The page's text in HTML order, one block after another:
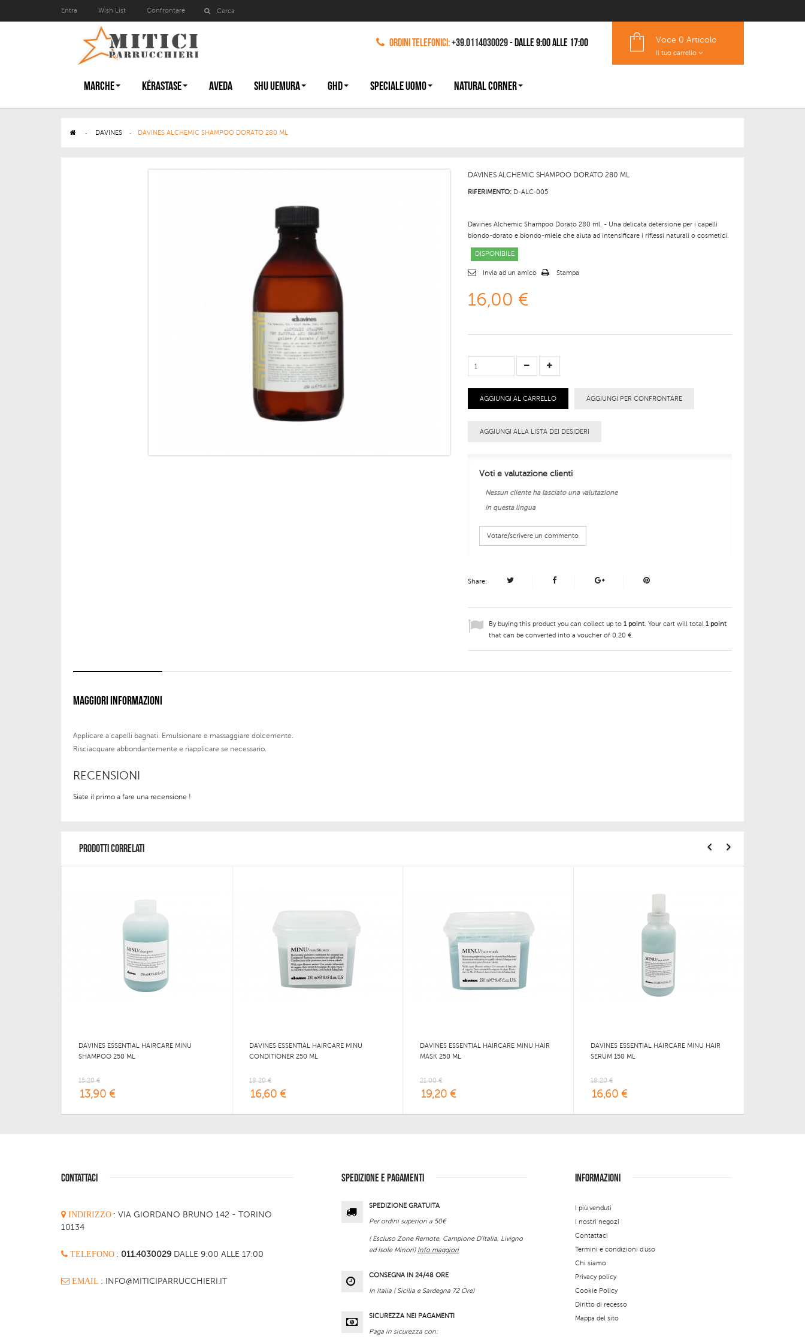
Entra Wish List Confrontare
Ordini Telefonici:+39.0114030029- dalle 9:00 alle 17:00 Voce 0 Articolo
Il tuo carrello
MARCHE KÉRASTASE AVEDA SHU UEMURA GHD SPECIALE UOMO NATURAL CORNER
> DAVINES > DAVINES ALCHEMIC SHAMPOO DORATO 280 ML
DAVINES ALCHEMIC SHAMPOO DORATO 280 ML
RIFERIMENTO: D-ALC-005
Davines Alchemic Shampoo Dorato 280 ml. - Una delicata detersione per i capelli
biondo-dorato e biondo-miele che aiuta ad intensificare i riflessi naturali o cosmetici.
DISPONIBILE
Invia ad un amico Stampa
16,00 €
AGGIUNGI AL CARRELLO AGGIUNGI PER CONFRONTARE
AGGIUNGI ALLA LISTA DEI DESIDERI
Voti e valutazione clienti
Nessun cliente ha lasciato una valutazione
in questa lingua
Votare/scrivere un commento
Share:
By buying this product you can collect up to1point. Your cart will total1point
that can be converted into a voucher of0,20 €.
MAGGIORI INFORMAZIONI
Applicare a capelli bagnati. Emulsionare e massaggiare dolcemente.
Risciacquare abbondantemente e riapplicare se necessario.
RECENSIONI
Siate il primo a fare una recensione !
PRODOTTI CORRELATI
DAVINES ESSENTIAL HAIRCARE MINU
SHAMPOO 250 ML
15,20 €
13,90 €
DAVINES ESSENTIAL HAIRCARE MINU
CONDITIONER 250 ML
18,20 €
16,60 €
DAVINES ESSENTIAL HAIRCARE MINU HAIR
MASK 250 ML
21,00 €
19,20 €
DAVINES ESSENTIAL HAIRCARE MINU HAIR
SERUM 150 ML
18,20 €
16,60 €
CONTATTACI
INDIRIZZO : VIA GIORDANO BRUNO 142 - TORINO
10134
TELEFONO : 011.4030029 DALLE 9:00 ALLE 17:00
EMAIL : INFO@MITICIPARRUCCHIERI.IT
SPEDIZIONE E PAGAMENTI
SPEDIZIONE GRATUITA
Per ordini superiori a 50€
( Escluso Zone Remote, Campione D'Italia, Livigno
ed Isole Minori) Info maggiori
CONSEGNA IN 24/48 ORE
In Italia ( Sicilia e Sardegna 72 Ore)
SICUREZZA NEI PAGAMENTI
Paga in sicurezza con:
INFORMAZIONI
I più venduti
I nostri negozi
Contattaci
Termini e condizioni d'uso
Chi siamo
Privacy policy
Cookie Policy
Diritto di recesso
Mappa del sito